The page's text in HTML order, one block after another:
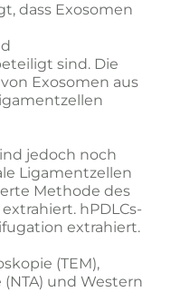
dass Exosomen
sind. Die
Exosomen aus
jedoch noch
Ligamentzellen
Methode des
hPDLCs-
extrahiert.
(TEM),
und Western